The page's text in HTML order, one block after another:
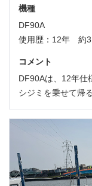
機種
DF90A
使用歴：12年 約
コメント
DF90Aは、12年仕
シジミを乗せて帰